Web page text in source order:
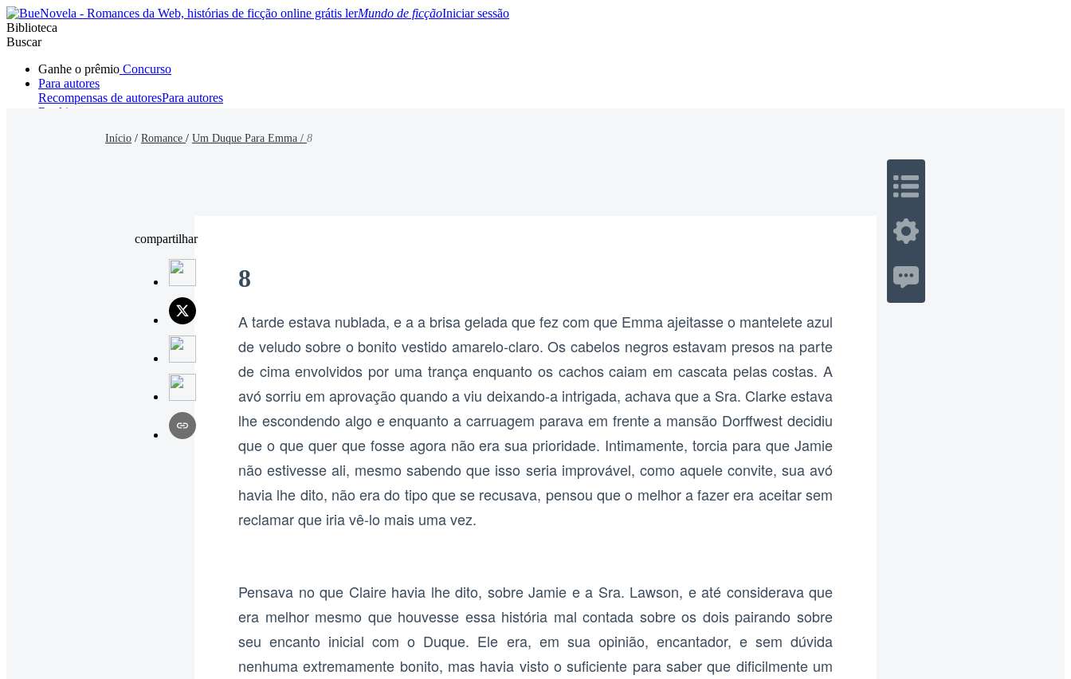
Mundo de ficçãoIniciar sessão
Biblioteca
Buscar
Ganhe o prêmio Concurso
Para autores
Recompensas de autoresPara autores
Ranking
Início / Romance / Um Duque Para Emma / 8
compartilhar
8
A tarde estava nublada, e a a brisa gelada que fez com que Emma ajeitasse o mantelete azul
de veludo sobre o bonito vestido amarelo-claro. Os cabelos negros estavam presos na parte
de cima envolvidos por uma trança enquanto os cachos caiam em cascata pelas costas. A
avó sorriu em aprovação quando a viu deixando-a intrigada, achava que a Sra. Clarke estava
lhe escondendo algo e enquanto a carruagem parava em frente a mansão Dorffwest decidiu
que o que quer que fosse agora não era sua prioridade. Intimamente, torcia para que Jamie
não estivesse ali, mesmo sabendo que isso seria improvável, como aquele convite, sua avó
havia lhe dito, não era do tipo que se recusava, pensou que o melhor a fazer era aceitar sem
reclamar que iria vê-lo mais uma vez.
Pensava no que Claire havia lhe dito, sobre Jamie e a Sra. Lawson, e até considerava que
era melhor mesmo que houvesse essa história mal contada sobre os dois pairando sobre
seu encanto inicial com o Duque. Ele era, em sua opinião, encantador, e sem dúvida
nenhuma extremamente bonito, mas havia visto o suficiente para saber que dificilmente um